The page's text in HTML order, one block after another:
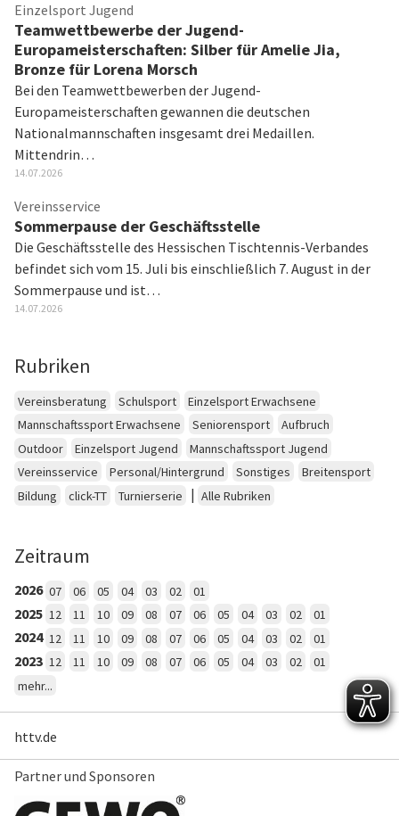
Einzelsport Jugend
Teamwettbewerbe der Jugend-
Europameisterschaften: Silber für Amelie Jia,
Bronze für Lorena Morsch
Bei den Teamwettbewerben der Jugend-
Europameisterschaften gewannen die deutschen
Nationalmannschaften insgesamt drei Medaillen.
Mittendrin…
14.07.2026
Vereinsservice
Sommerpause der Geschäftsstelle
Die Geschäftsstelle des Hessischen Tischtennis-Verbandes
befindet sich vom 15. Juli bis einschließlich 7. August in der
Sommerpause und ist…
14.07.2026
Rubriken
Vereinsberatung Schulsport
Einzelsport Erwachsene
Mannschaftssport Erwachsene
Seniorensport
Aufbruch
Outdoor
Einzelsport Jugend
Mannschaftssport Jugend
Vereinsservice
Personal/Hintergrund Sonstiges
Breitensport
Bildung
click-TT Turnierserie | Alle Rubriken
Zeitraum
2026 07 06 05 04 03 02 01
2025 12 11 10 09 08 07 06 05 04 03 02 01
2024 12 11 10 09 08 07 06 05 04 03 02 01
2023 12 11 10 09 08 07 06 05 04 03 02
01
mehr...
httv.de
Partner und Sponsoren